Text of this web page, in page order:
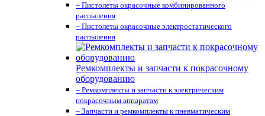
– Пистолеты окрасочные комбинированного
распыления
– Пистолеты окрасочные электростатического
распыления
Ремкомплекты и запчасти к покрасочному
оборудованию
– Ремкомплекты и запчасти к электрическим
покрасочным аппаратам
– Запчасти и ремкомплекты к пневматическим